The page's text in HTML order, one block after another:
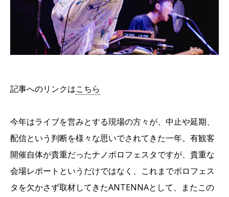
記事へのリンクはこちら
今年はライブを営みとする現場の方々が、中止や延期、
配信という判断を様々な思いでされてきた一年。有観客
開催自体が貴重だったナノボロフェスタですが、貴重な
会場レポートというだけではなく、これまでボロフェス
タを欠かさず取材してきたANTENNAとして、またこの